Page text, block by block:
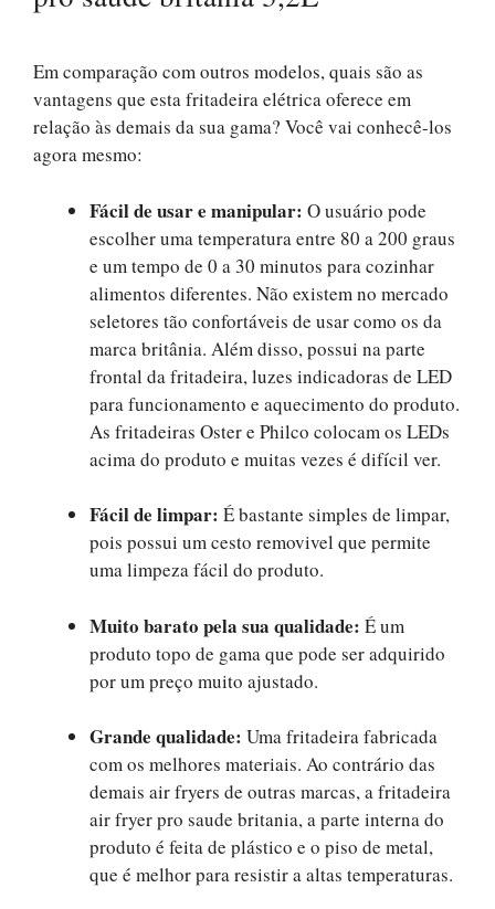
Em comparação com outros modelos, quais são as
vantagens que esta fritadeira elétrica oferece em
relação às demais da sua gama? Você vai conhecê-los
agora mesmo:
Fácil de usar e manipular: O usuário pode
escolher uma temperatura entre 80 a 200 graus
e um tempo de 0 a 30 minutos para cozinhar
alimentos diferentes. Não existem no mercado
seletores tão confortáveis ​​de usar como os da
marca britânia. Além disso, possui na parte
frontal da fritadeira, luzes indicadoras de LED
para funcionamento e aquecimento do produto.
As fritadeiras Oster e Philco colocam os LEDs
acima do produto e muitas vezes é difícil ver.
Fácil de limpar: É bastante simples de limpar,
pois possui um cesto removivel que permite
uma limpeza fácil do produto.
Muito barato pela sua qualidade: É um
produto topo de gama que pode ser adquirido
por um preço muito ajustado.
Grande qualidade: Uma fritadeira fabricada
com os melhores materiais. Ao contrário das
demais air fryers de outras marcas, a fritadeira
air fryer pro saude britania, a parte interna do
produto é feita de plástico e o piso de metal,
que é melhor para resistir a altas temperaturas.